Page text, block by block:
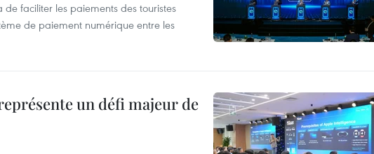
faciliter les paiements des touristes
de paiement numérique entre les
un défi majeur de